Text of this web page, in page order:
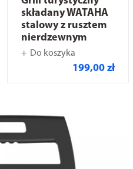
składany WATAHA
stalowy z rusztem
nierdzewnym
Do koszyka
199,00 zł